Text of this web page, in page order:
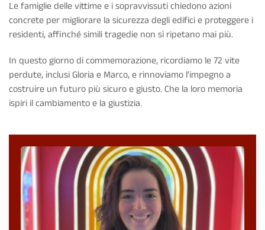
Le famiglie delle vittime e i sopravvissuti chiedono azioni
concrete per migliorare la sicurezza degli edifici e proteggere i
residenti, affinché simili tragedie non si ripetano mai più.
In questo giorno di commemorazione, ricordiamo le72 vite
perdute, inclusi Gloria e Marco, e rinnoviamo l'impegno a
costruire un futuro più sicuro e giusto. Che la loro memoria
ispiri il cambiamento e la giustizia.